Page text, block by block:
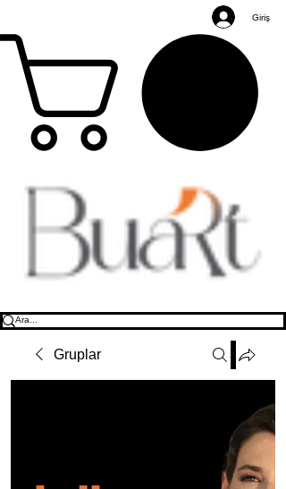
Giriş
Gruplar